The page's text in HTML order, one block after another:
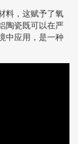
料，这赋予了氧
陶瓷既可以在严
中应用，是一种